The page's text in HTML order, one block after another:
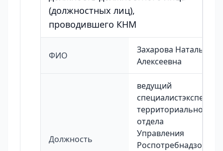
(должностных лиц),
проводившего КНМ
ФИО
Захарова Наталья
Алексеевна
Должность
ведущий
специалистэксперт
территориального
отдела
Управления
Роспотребнадзора